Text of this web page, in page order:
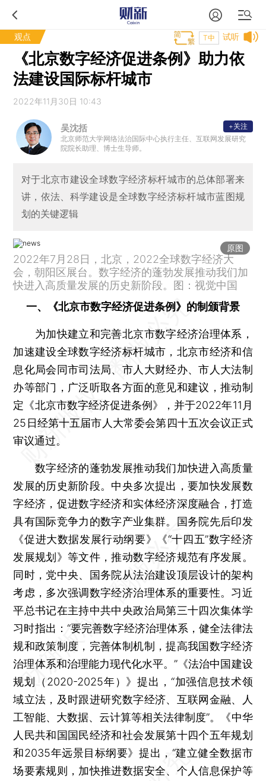
观点 试听
T中
《北京数字经济促进条例》助力依
法建设国际标杆城市
2022年11月30日 10:43
吴沈括
北京师范大学网络法治国际中心执行主任、互联网发展研究
院院长助理、博士生导师。
+关注
对于北京市建设全球数字经济标杆城市的总体部署来
讲，依法、科学建设是全球数字经济标杆城市蓝图规
划的关键逻辑
原图
2022年7月28日，北京，2022全球数字经济大
会，朝阳区展台。数字经济的蓬勃发展推动我们加
快进入高质量发展的历史新阶段。图：视觉中国
一、《北京市数字经济促进条例》的制颁背景
为加快建立和完善北京市数字经济治理体系，
加速建设全球数字经济标杆城市，北京市经济和信
息化局会同市司法局、市人大财经办、市人大法制
办等部门，广泛听取各方面的意见和建议，推动制
定《北京市数字经济促进条例》，并于2022年11月
25日经第十五届市人大常委会第四十五次会议正式
审议通过。
数字经济的蓬勃发展推动我们加快进入高质量
发展的历史新阶段。中央多次提出，要加快发展数
字经济，促进数字经济和实体经济深度融合，打造
具有国际竞争力的数字产业集群。国务院先后印发
《促进大数据发展行动纲要》《“十四五”数字经济
发展规划》等文件，推动数字经济规范有序发展。
同时，党中央、国务院从法治建设顶层设计的架构
考虑，多次强调数字经济治理体系的重要性。习近
平总书记在主持中共中央政治局第三十四次集体学
习时指出：“要完善数字经济治理体系，健全法律法
规和政策制度，完善体制机制，提高我国数字经济
治理体系和治理能力现代化水平。”《法治中国建设
规划（2020-2025年）》提出，“加强信息技术领
域立法，及时跟进研究数字经济、互联网金融、人
工智能、大数据、云计算等相关法律制度”。《中华
人民共和国国民经济和社会发展第十四个五年规划
和2035年远景目标纲要》提出，“建立健全数据市
场要素规则，加快推进数据安全、个人信息保护等